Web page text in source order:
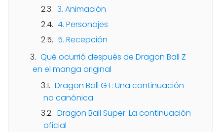
3. Animación
4. Personajes
5. Recepción
Qué ocurrió después de Dragon Ball Z
en el manga original
Dragon Ball GT: Una continuación
no canónica
Dragon Ball Super: La continuación
oficial